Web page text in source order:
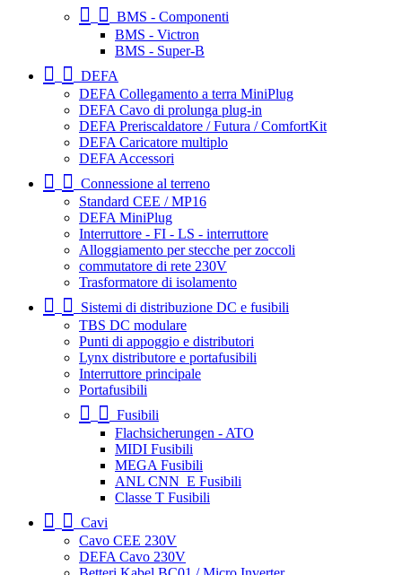
BMS - Componenti
BMS - Victron
BMS - Super-B
DEFA
DEFA Collegamento a terra MiniPlug
DEFA Cavo di prolunga plug-in
DEFA Preriscaldatore / Futura / ComfortKit
DEFA Caricatore multiplo
DEFA Accessori
Connessione al terreno
Standard CEE / MP16
DEFA MiniPlug
Interruttore - FI - LS - interruttore
Alloggiamento per stecche per zoccoli
commutatore di rete 230V
Trasformatore di isolamento
Sistemi di distribuzione DC e fusibili
TBS DC modulare
Punti di appoggio e distributori
Lynx distributore e portafusibili
Interruttore principale
Portafusibili
Fusibili
Flachsicherungen - ATO
MIDI Fusibili
MEGA Fusibili
ANL CNN_E Fusibili
Classe T Fusibili
Cavi
Cavo CEE 230V
DEFA Cavo 230V